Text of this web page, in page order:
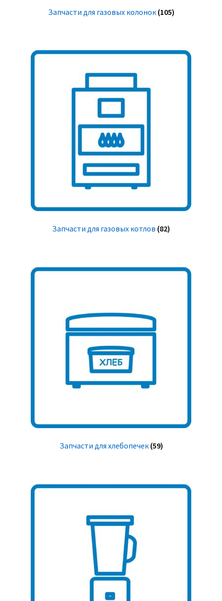
Запчасти для газовых колонок (105)
Запчасти для газовых котлов (82)
Запчасти для хлебопечек (59)